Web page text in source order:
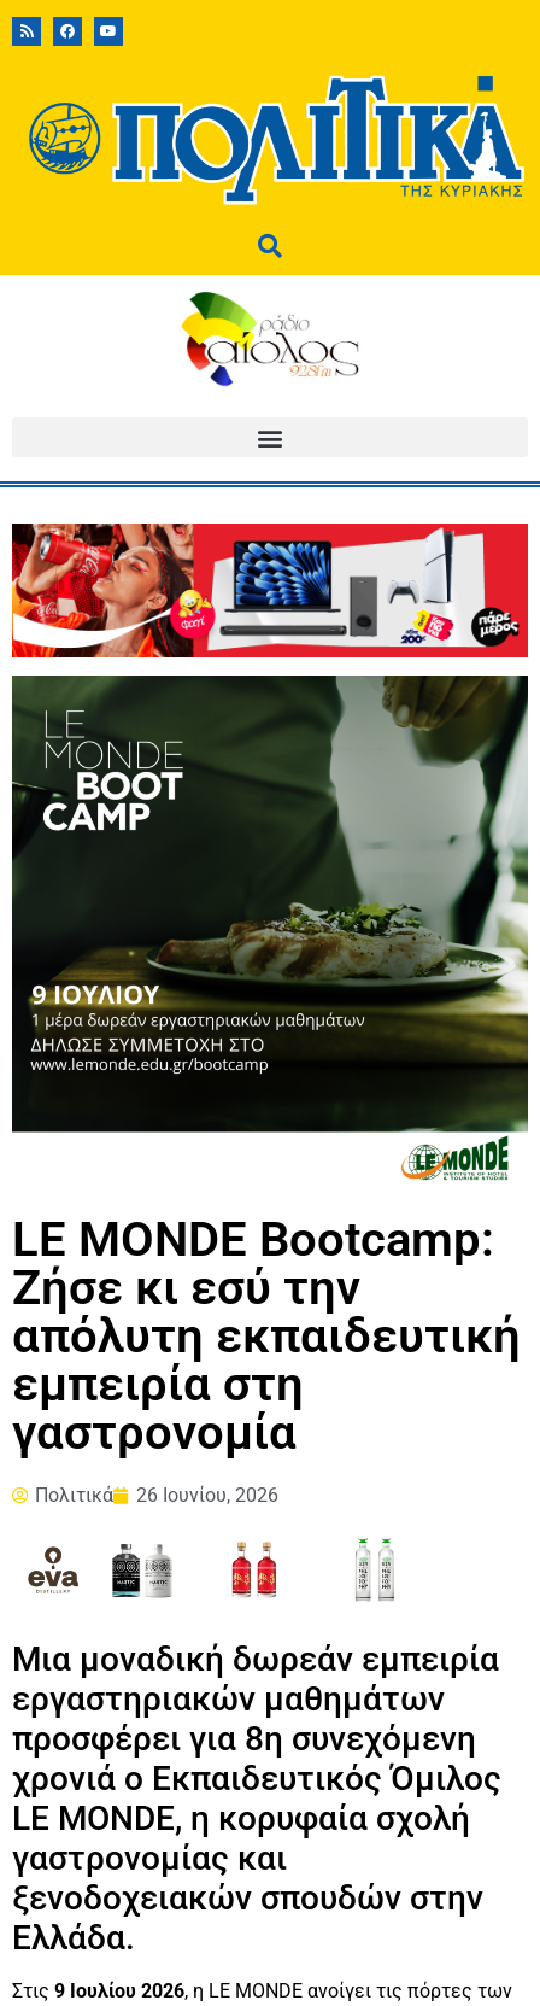
LE MONDE Bootcamp:
Ζήσε κι εσύ την
απόλυτη εκπαιδευτική
εμπειρία στη
γαστρονομία
Πολιτικά 26 Ιουνίου, 2026
Μια μοναδική δωρεάν εμπειρία
εργαστηριακών μαθημάτων
προσφέρει για 8η συνεχόμενη
χρονιά ο Εκπαιδευτικός Όμιλος
LE MONDE, η κορυφαία σχολή
γαστρονομίας και
ξενοδοχειακών σπουδών στην
Ελλάδα.
Στις 9 Ιουλίου 2026, η LE MONDE ανοίγει τις πόρτες των